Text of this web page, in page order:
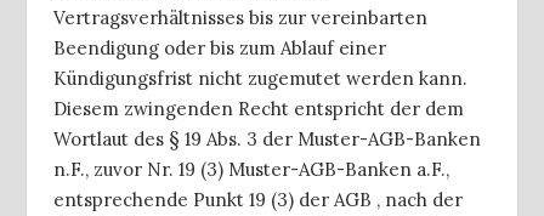
Vertragsverhältnisses bis zur vereinbarten
Beendigung oder bis zum Ablauf einer
Kündigungsfrist nicht zugemutet werden kann.
Diesem zwingenden Recht entspricht der dem
Wortlaut des § 19 Abs. 3 der Muster-AGB-Banken
n.F., zuvor Nr. 19 (3) Muster-AGB-Banken a.F.,
entsprechende Punkt 19 (3) der AGB , nach der